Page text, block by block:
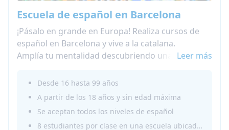
Escuela de español en Barcelona
¡Pásalo en grande en Europa! Realiza cursos de
español en Barcelona y vive a la catalana.
Amplía tu mentalidad descubriendo una nueva
extranjero! Playas, montañas, buenos
restaurantes, discotecas, museos, mercados...
¡Barcelona tiene mucho que ofrecer a sus
visitantes y a los estudiantes internacionales!
Leer más
Desde 16 hasta 99 años
A partir de los 18 años y sin edad máxima
Se aceptan todos los niveles de español
8 estudiantes por clase en una escuela ubicada en el centro